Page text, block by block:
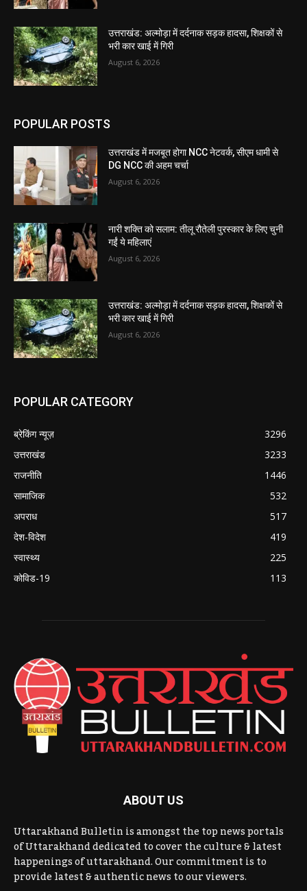
उत्तराखंड: अल्मोड़ा में दर्दनाक सड़क हादसा, शिक्षकों से
भरी कार खाई में गिरी
August 6, 2026
POPULAR POSTS
उत्तराखंड में मजबूत होगा NCC नेटवर्क, सीएम धामी से
DG NCC की अहम चर्चा
August 6, 2026
नारी शक्ति को सलाम: तीलू रौतेली पुरस्कार के लिए चुनी
गईं ये महिलाएं
August 6, 2026
उत्तराखंड: अल्मोड़ा में दर्दनाक सड़क हादसा, शिक्षकों से
भरी कार खाई में गिरी
August 6, 2026
POPULAR CATEGORY
ब्रेकिंग न्यूज़
3296
उत्तराखंड
3233
राजनीति
1446
सामाजिक
532
अपराध
517
देश-विदेश
419
स्वास्थ्य
225
कोविड-19
113
ABOUT US
Uttarakhand Bulletin is amongst the top news portals
of Uttarakhand dedicated to cover the culture & latest
happenings of uttarakhand. Our commitment is to
provide latest & authentic news to our viewers.